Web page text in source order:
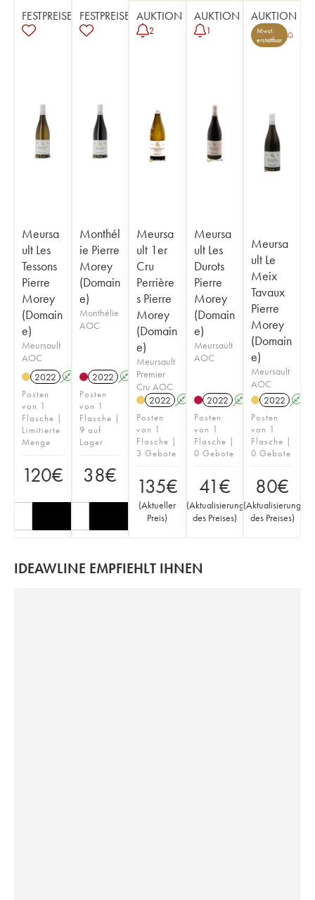
FESTPREISE
Meursa
ult Les
Tessons
Pierre
Morey
(Domain
e)
Meursault
AOC
2022 A S
Posten
von 1
Flasche |
Limitierte
Menge
120€
FESTPREISE
Monthél
ie Pierre
Morey
(Domain
e)
Monthélie
AOC
2022 A S
Posten
von 1
Flasche |
9 auf
Lager
38€
AUKTION
2
Meursa
ult 1er
Cru
Perrière
s Pierre
Morey
(Domain
e)
Meursault
Premier
Cru AOC
2022 A S
Posten
von 1
Flasche |
3 Gebote
135€
(Aktueller
Preis)
AUKTION
1
Meursa
ult Les
Durots
Pierre
Morey
(Domain
e)
Meursault
AOC
2022 A S
Posten
von 1
Flasche |
0 Gebote
41€
(Aktualisierung
des Preises)
AUKTION
Mwst.
erstattbar
Meursa
ult Le
Meix
Tavaux
Pierre
Morey
(Domain
e)
Meursault
AOC
2022 A
Posten
von 1
Flasche |
0 Gebote
80€
(Aktualisierung
des Preises)
IDEAWLINE EMPFIEHLT IHNEN